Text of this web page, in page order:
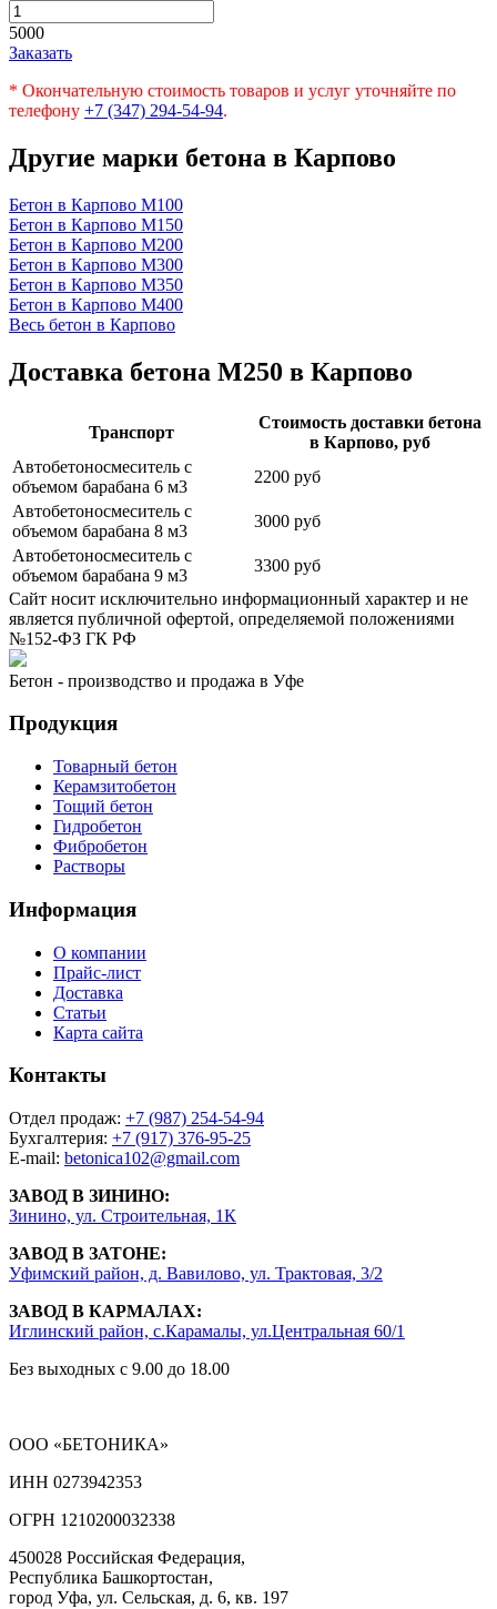
5000
Заказать
* Окончательную стоимость товаров и услуг уточняйте по
телефону +7 (347) 294-54-94.
Другие марки бетона в Карпово
Бетон в Карпово М100
Бетон в Карпово М150
Бетон в Карпово М200
Бетон в Карпово М300
Бетон в Карпово М350
Бетон в Карпово М400
Весь бетон в Карпово
Доставка бетона М250 в Карпово
Транспорт
Стоимость доставки бетона
в Карпово, руб
Автобетоносмеситель с
объемом барабана 6 м3
2200 руб
Автобетоносмеситель с
объемом барабана 8 м3
3000 руб
Автобетоносмеситель с
объемом барабана 9 м3
3300 руб
Сайт носит исключительно информационный характер и не
является публичной офертой, определяемой положениями
№152-ФЗ ГК РФ
Бетон - производство и продажа в Уфе
Продукция
Товарный бетон
Керамзитобетон
Тощий бетон
Гидробетон
Фибробетон
Растворы
Информация
О компании
Прайс-лист
Доставка
Статьи
Карта сайта
Контакты
Отдел продаж: +7 (987) 254-54-94
Бухгалтерия: +7 (917) 376-95-25
E-mail: betonica102@gmail.com
ЗАВОД В ЗИНИНО:
Зинино, ул. Строительная, 1К
ЗАВОД В ЗАТОНЕ:
Уфимский район, д. Вавилово, ул. Трактовая, 3/2
ЗАВОД В КАРМАЛАХ:
Иглинский район, с.Карамалы, ул.Центральная 60/1
Без выходных с 9.00 до 18.00
ООО «БЕТОНИКА»
ИНН 0273942353
ОГРН 1210200032338
450028 Российская Федерация,
Республика Башкортостан,
город Уфа, ул. Сельская, д. 6, кв. 197